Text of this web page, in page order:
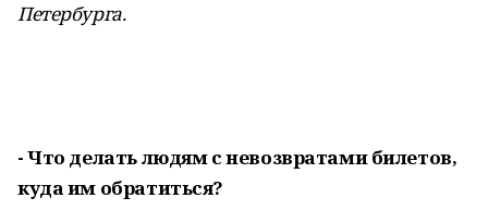
Петербурга.
- Что делать людям с невозвратами билетов,
куда им обратиться?